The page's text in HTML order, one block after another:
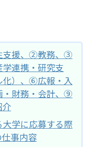
支援、②教務、③
連携・研究支
）、⑥広報・入
財務・会計、⑨
介
学に応募する際
事内容